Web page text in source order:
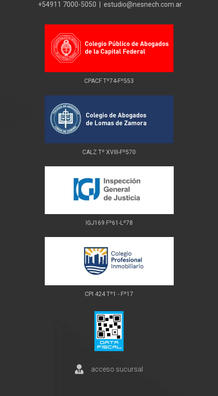
+54911 7000-5050 | estudio@nesnech.com.ar
CPACF Tº74-Fº553
CALZ Tº XVIII-Fº570
IGJ169 Fº61-Lº78
CPI 424 Tº1 - Fº17
acceso sucursal